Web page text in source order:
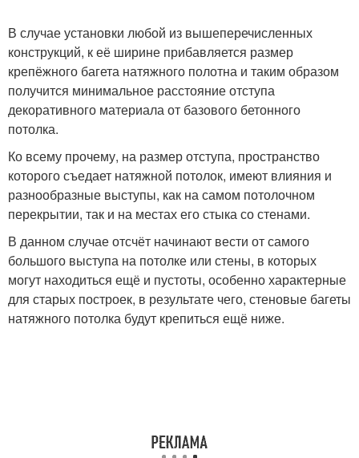
В случае установки любой из вышеперечисленных
конструкций, к её ширине прибавляется размер
крепёжного багета натяжного полотна и таким образом
получится минимальное расстояние отступа
декоративного материала от базового бетонного
потолка.
Ко всему прочему, на размер отступа, пространство
которого съедает натяжной потолок, имеют влияния и
разнообразные выступы, как на самом потолочном
перекрытии, так и на местах его стыка со стенами.
В данном случае отсчёт начинают вести от самого
большого выступа на потолке или стены, в которых
могут находиться ещё и пустоты, особенно характерные
для старых построек, в результате чего, стеновые багеты
натяжного потолка будут крепиться ещё ниже.